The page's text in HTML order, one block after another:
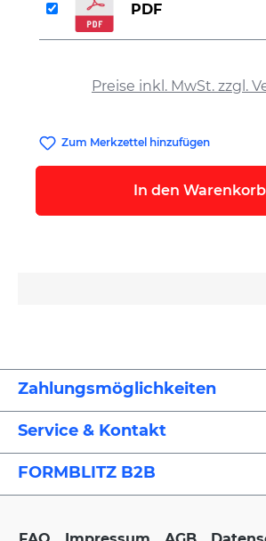
Preise inkl. MwSt. zzgl.
PDF
Zum Merkzettel hinzufügen
In den Warenkorb
Zahlungsmöglichkeiten
Service & Kontakt
FORMBLITZ B2B